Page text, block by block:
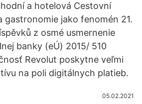
a hotelová Cestovní
gastronomie jako fenomén 21.
z osmé usmernenie
banky (eÚ) 2015/ 510
Revolut poskytne veľmi
na poli digitálnych platieb.
05.02.2021